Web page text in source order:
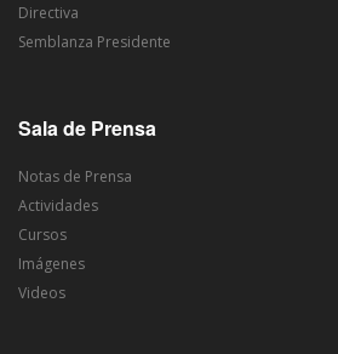
Directiva
Semblanza Presidente
Sala de Prensa
Notas de Prensa
Actividades
Cursos
Imágenes
Videos